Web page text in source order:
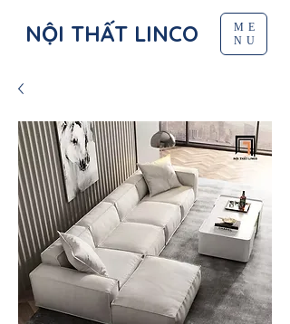
NỘI THẤT LINCO
ME
NU